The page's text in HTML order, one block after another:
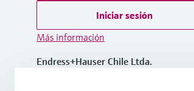
Iniciar sesión
Más información
Endress+Hauser Chile Ltda.